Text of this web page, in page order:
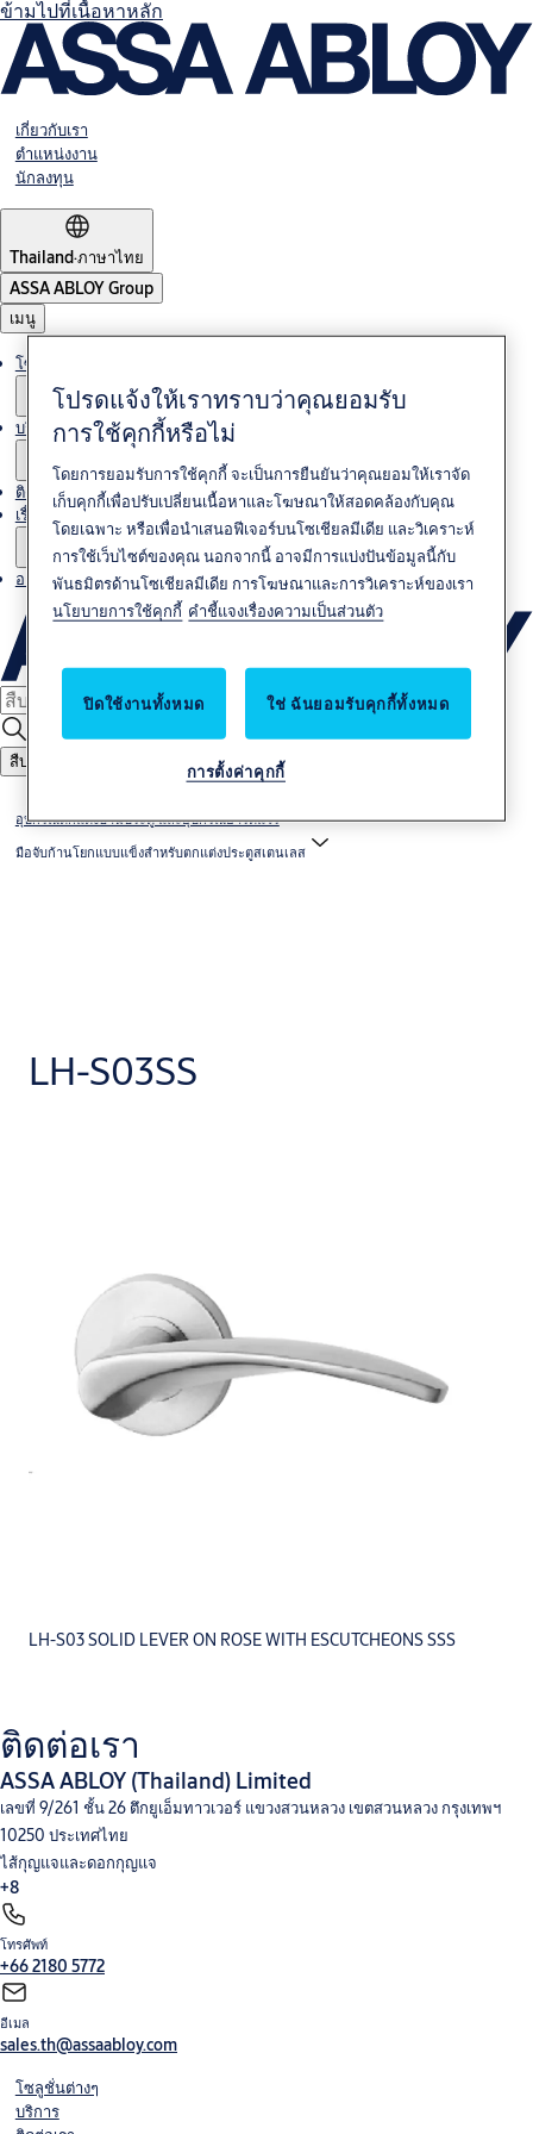
ข้ามไปที่เนื้อหาหลัก
เกี่ยวกับเรา
ตำแหน่งงาน
นักลงทุน
Thailand·ภาษาไทย
ASSA ABLOY Group
เมนู
โซลูชั่นต่างๆ
บริการ
ติดต่อเรา
เรื่องราวของเรา
อาชีพ
สืบหา
อุปกรณ์ตกแต่งบานประตู และอุปกรณ์ฮาร์ดแวร์
มือจับก้านโยกแบบแข็งสำหรับตกแต่งประตูสเตนเลส
LH-S03SS
LH-S03 SOLID LEVER ON ROSE WITH ESCUTCHEONS SSS
ติดต่อเรา
ASSA ABLOY (Thailand) Limited
เลขที่ 9/261 ชั้น 26 ตึกยูเอ็มทาวเวอร์ แขวงสวนหลวง เขตสวนหลวง กรุงเทพฯ
10250 ประเทศไทย
ไส้กุญแจและดอกกุญแจ
+8
โช๊คอัพประตู
ผลัก
อุปกรณ์ตกแต่งบานประตู และอุปกรณ์ฮาร์ดแวร์
Access Control
โทรศัพท์
+66 2180 5772
อีเมล
sales.th@assaabloy.com
โซลูชั่นต่างๆ
บริการ
โปรดแจ้งให้เราทราบว่าคุณยอมรับ
การใช้คุกกี้หรือไม่
โดยการยอมรับการใช้คุกกี้ จะเป็นการยืนยันว่าคุณยอมให้เราจัด
เก็บคุกกี้เพื่อปรับเปลี่ยนเนื้อหาและโฆษณาให้สอดคล้องกับคุณ
โดยเฉพาะ หรือเพื่อนำเสนอฟีเจอร์บนโซเชียลมีเดีย และวิเคราะห์
การใช้เว็บไซต์ของคุณ นอกจากนี้ อาจมีการแบ่งปันข้อมูลนี้กับ
พันธมิตรด้านโซเชียลมีเดีย การโฆษณาและการวิเคราะห์ของเรา
นโยบายการใช้คุกกี้ คำชี้แจงเรื่องความเป็นส่วนตัว
ปิดใช้งานทั้งหมด ใช่ ฉันยอมรับคุกกี้ทั้งหมด
การตั้งค่าคุกกี้